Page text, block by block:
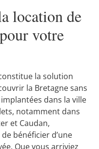
location de
votre
la solution
la Bretagne sans
dans la ville
notamment dans
et Caudan,
bénéficier d’une
Que vous arriviez